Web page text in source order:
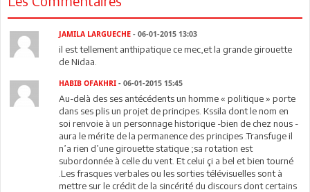
JAMILA LARGUECHE - 06-01-2015 13:03
il est tellement anthipatique ce mec,et la grande girouette
de Nidaa.
HABIB OFAKHRI - 06-01-2015 15:45
Au-delà des ses antécédents un homme « politique » porte
dans ses plis un projet de principes. Kssila dont le nom en
soi renvoie à un personnage historique -bien de chez nous -
aura le mérite de la permanence des principes .Transfuge il
n’a rien d’une girouette statique ;sa rotation est
subordonnée à celle du vent. Et celui çi a bel et bien tourné
.Les frasques verbales ou les sorties télévisuelles sont à
mettre sur le crédit de la sincérité du discours dont certains